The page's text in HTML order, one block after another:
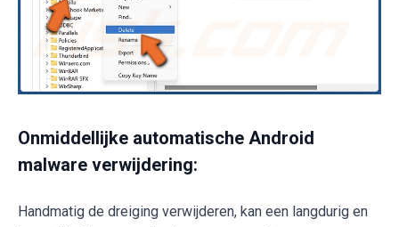
Onmiddellijke automatische Android
malware verwijdering:
Handmatig de dreiging verwijderen, kan een langdurig en